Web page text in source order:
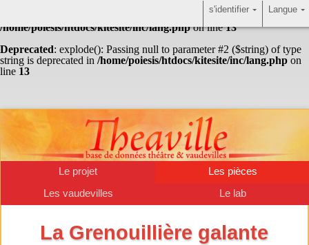
: Undefined array key "HTTP_ACCEPT_LANGUAGE" in
/home/poiesis/htdocs/kitesite/inc/lang.phpon line13
Deprecated: explode(): Passing null to parameter #2 ($string) of type
string is deprecated in /home/poiesis/htdocs/kitesite/inc/lang.php on
line 13
Le projet
Les pièces
Les vaudevilles
Le lab
La Grenouillière galante
Langue
s'identifier